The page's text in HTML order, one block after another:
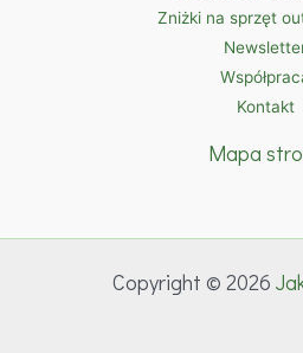
Zniżki na sprzęt
Kontakt
Mapa
Copyright © 2026